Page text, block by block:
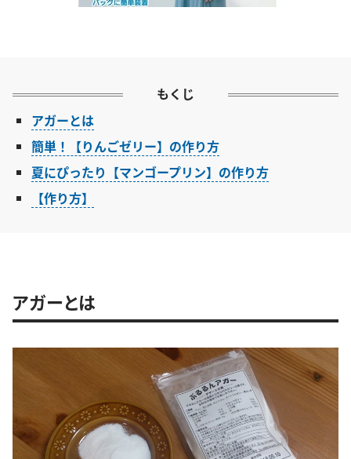
もくじ
アガーとは
簡単！【りんごゼリー】の作り方
夏にぴったり【マンゴープリン】の作り方
【作り方】
アガーとは